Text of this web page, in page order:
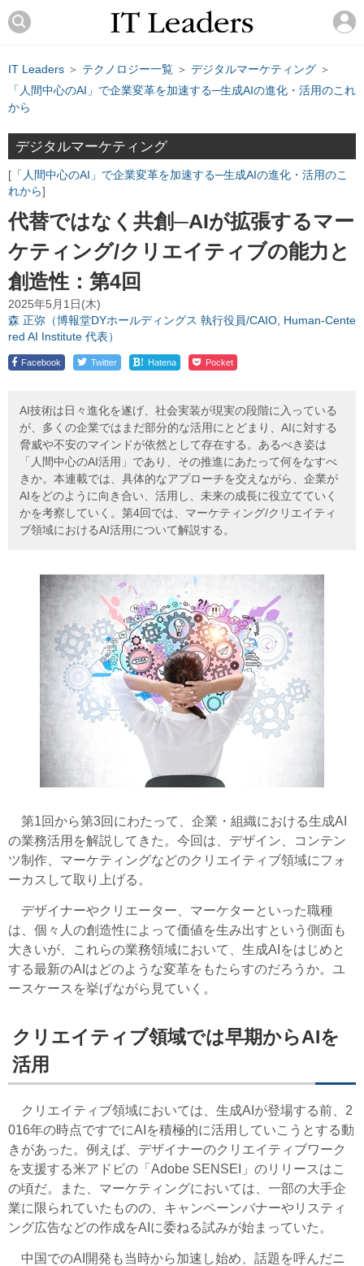
IT Leaders ＞ テクノロジー一覧 ＞ デジタルマーケティング ＞
「人間中心のAI」で企業変革を加速する─生成AIの進化・活用のこれ
から
デジタルマーケティング
「人間中心のAI」で企業変革を加速する─生成AIの進化・活用のこ
れから
代替ではなく共創─AIが拡張するマー
ケティング/クリエイティブの能力と
創造性：第4回
2025年5月1日(木)
森 正弥（博報堂DYホールディングス 執行役員/CAIO, Human-Cente
red AI Institute 代表）
Facebook Twitter ! Hatena Pocket
AI技術は日々進化を遂げ、社会実装が現実の段階に入っている
が、多くの企業ではまだ部分的な活用にとどまり、AIに対する
脅威や不安のマインドが依然として存在する。あるべき姿は
「人間中心のAI活用」であり、その推進にあたって何をなすべ
きか。本連載では、具体的なアプローチを交えながら、企業が
AIをどのように向き合い、活用し、未来の成長に役立てていく
かを考察していく。第4回では、マーケティング/クリエイティ
ブ領域におけるAI活用について解説する。
第1回から第3回にわたって、企業・組織における生成AI
の業務活用を解説してきた。今回は、デザイン、コンテン
ツ制作、マーケティングなどのクリエイティブ領域にフォ
ーカスして取り上げる。
デザイナーやクリエーター、マーケターといった職種
は、個々人の創造性によって価値を生み出すという側面も
大きいが、これらの業務領域において、生成AIをはじめと
する最新のAIはどのような変革をもたらすのだろうか。ユ
ースケースを挙げながら見ていく。
クリエイティブ領域では早期からAIを
活用
クリエイティブ領域においては、生成AIが登場する前、2
016年の時点ですでにAIを積極的に活用していこうとする動
きがあった。例えば、デザイナーのクリエイティブワーク
を支援する米アドビの「Adobe SENSEI」のリリースはこ
の頃だ。また、マーケティングにおいては、一部の大手企
業に限られていたものの、キャンペーンバナーやリスティ
ング広告などの作成をAIに委ねる試みが始まっていた。
中国でのAI開発も当時から加速し始め、話題を呼んだニ